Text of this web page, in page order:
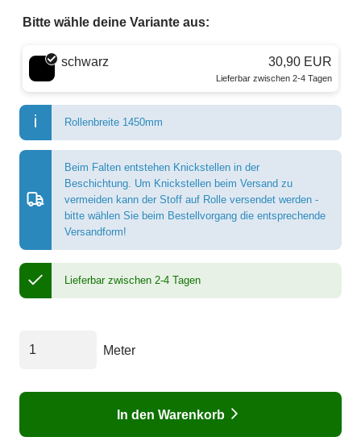
Bitte wähle deine Variante aus:
Wähle eine Farbe
schwarz 30,90 EUR
Lieferbar zwischen 2-4 Tagen
Rollenbreite 1450mm
Beim Falten entstehen Knickstellen in der
Beschichtung. Um Knickstellen beim Versand zu
vermeiden kann der Stoff auf Rolle versendet werden -
bitte wählen Sie beim Bestellvorgang die entsprechende
Versandform!
Lieferbar zwischen 2-4 Tagen
Meter
In den Warenkorb